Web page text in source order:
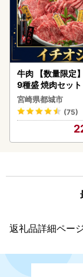
牛肉 【数量限定
9種盛 焼肉セッ
-006-600g〕都
シ!! 牛肉
宮崎県都城市
(75)
返礼品詳細ペー